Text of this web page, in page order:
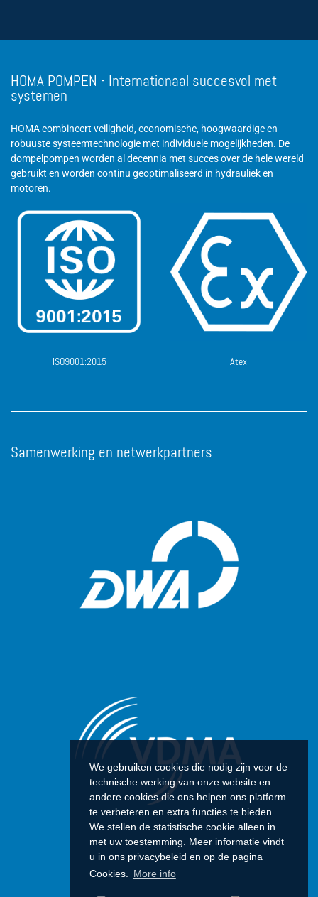
We gebruiken cookies die nodig zijn voor de
technische werking van onze website en
andere cookies die ons helpen ons platform
te verbeteren en extra functies te bieden.
We stellen de statistische cookie alleen in
met uw toestemming. Meer informatie vindt
u in ons privacybeleid en op de pagina
Cookies.
More info
HOMA POMPEN - Internationaal succesvol met
systemen
HOMA combineert veiligheid, economische, hoogwaardige en
robuuste systeemtechnologie met individuele mogelijkheden. De
dompelpompen worden al decennia met succes over de hele wereld
gebruikt en worden continu geoptimaliseerd in hydrauliek en
motoren.
ISO9001:2015 Atex
Samenwerking en netwerkpartners